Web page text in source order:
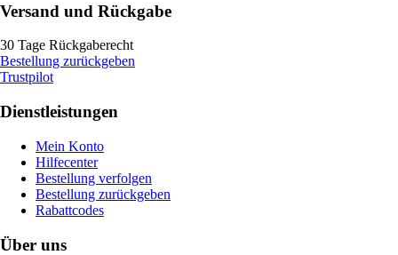
Versand und Rückgabe
30 Tage Rückgaberecht
Bestellung zurückgeben
Trustpilot
Dienstleistungen
Mein Konto
Hilfecenter
Bestellung verfolgen
Bestellung zurückgeben
Rabattcodes
Über uns